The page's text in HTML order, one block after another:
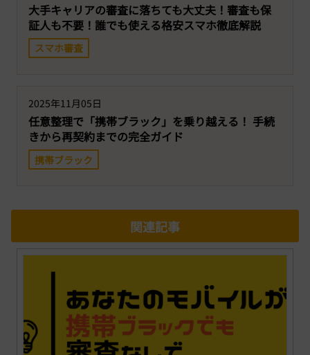
大手キャリアの審査に落ちても大丈夫！審査も保
証人も不要！誰でも使える格安スマホ徹底解説
スマホ審査
2025年11月05日
任意整理で「携帯ブラック」を乗り越える！ 手続
きから再契約までの完全ガイド
携帯ブラック
関連記事